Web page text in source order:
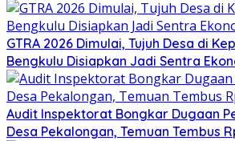
GTRA 2026 Dimulai, Tujuh Desa di
Bengkulu Disiapkan Jadi Sentra
Audit Inspektorat Bongkar Dugaan
Desa Pekalongan, Temuan Tembus